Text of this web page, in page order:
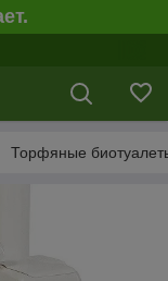
Торфяные